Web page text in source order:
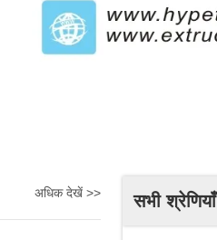
सभी श्रेणियाँ
अधिक देखें >>